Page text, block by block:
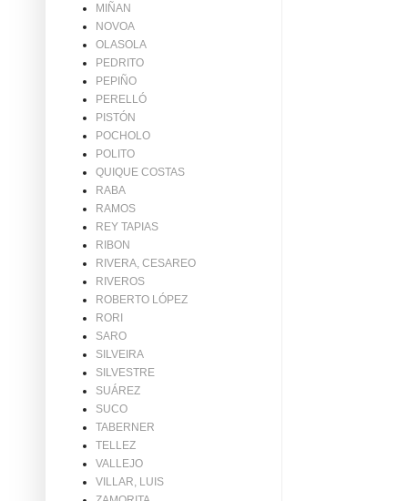
MIÑAN
NOVOA
OLASOLA
PEDRITO
PEPIÑO
PERELLÓ
PISTÓN
POCHOLO
POLITO
QUIQUE COSTAS
RABA
RAMOS
REY TAPIAS
RIBON
RIVERA, CESAREO
RIVEROS
ROBERTO LÓPEZ
RORI
SARO
SILVEIRA
SILVESTRE
SUÁREZ
SUCO
TABERNER
TELLEZ
VALLEJO
VILLAR, LUIS